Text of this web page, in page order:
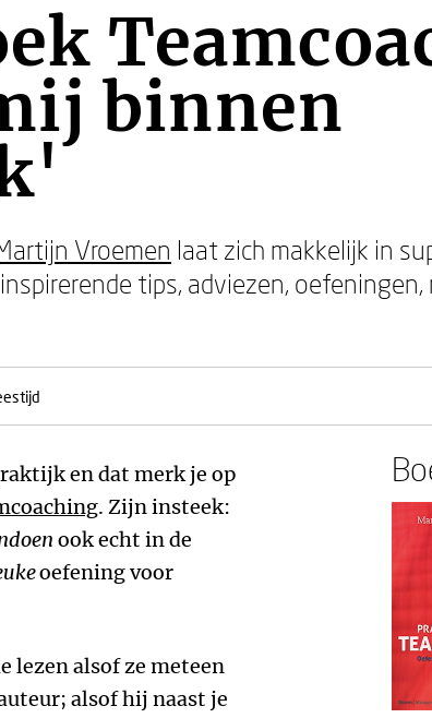
binnen
Vroemen laat zich makkelijk in
tips, adviezen,
en dat merk je op
. Zijn insteek:
ook echt in de
oefening voor
lezen alsof ze meteen
alsof hij naast je